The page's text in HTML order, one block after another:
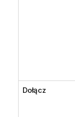
Dołącz